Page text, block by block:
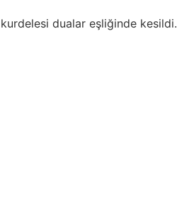
kurdelesi dualar eşliğinde kesildi.